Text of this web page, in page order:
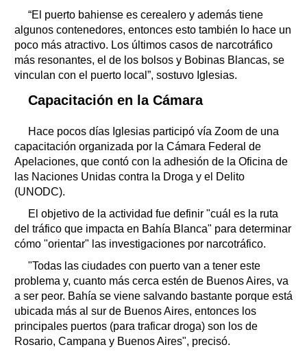
“El puerto bahiense es cerealero y además tiene
algunos contenedores, entonces esto también lo hace un
poco más atractivo. Los últimos casos de narcotráfico
más resonantes, el de los bolsos y Bobinas Blancas, se
vinculan con el puerto local”, sostuvo Iglesias.
Capacitación en la Cámara
Hace pocos días Iglesias participó vía Zoom de una
capacitación organizada por la Cámara Federal de
Apelaciones, que contó con la adhesión de la Oficina de
las Naciones Unidas contra la Droga y el Delito
(UNODC).
El objetivo de la actividad fue definir "cuál es la ruta
del tráfico que impacta en Bahía Blanca" para determinar
cómo "orientar" las investigaciones por narcotráfico.
"Todas las ciudades con puerto van a tener este
problema y, cuanto más cerca estén de Buenos Aires, va
a ser peor. Bahía se viene salvando bastante porque está
ubicada más al sur de Buenos Aires, entonces los
principales puertos (para traficar droga) son los de
Rosario, Campana y Buenos Aires", precisó.